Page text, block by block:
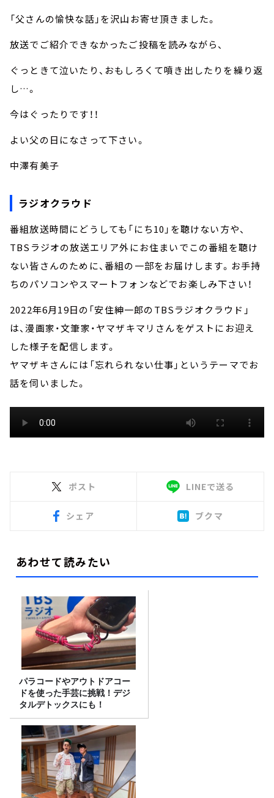
「父さんの愉快な話」を沢山お寄せ頂きました。
放送でご紹介できなかったご投稿を読みながら、
ぐっときて泣いたり、おもしろくて噴き出したりを繰り返
し…。
今はぐったりです！！
よい父の日になさって下さい。
中澤有美子
ラジオクラウド
番組放送時間にどうしても「にち10」を聴けない方や、
TBSラジオの放送エリア外にお住まいでこの番組を聴け
ない皆さんのために、番組の一部をお届けします。お手持
ちのパソコンやスマートフォンなどでお楽しみ下さい！
2022年6月19日の「安住紳一郎のTBSラジオクラウド」
は、漫画家・文筆家・ヤマザキマリさんをゲストにお迎え
した様子を配信します。
ヤマザキさんには「忘れられない仕事」というテーマでお
話を伺いました。
ポスト LINEで送る
シェア ブクマ
あわせて読みたい
パラコードやアウトドアコー
ドを使った手芸に挑戦！デジ
タルデトックスにも！